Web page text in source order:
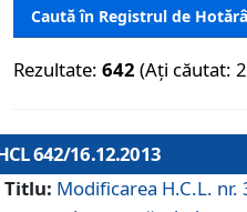
Caută în Registrul de
Rezultate: 642 (Ați căutat:
642/16.12.2013
Titlu: Modificarea H.C.L.